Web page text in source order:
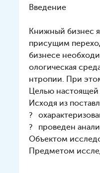
Введение
Книжный бизнес
присущим
бизнесе
ологическая
нтропии. При
Целью настоящей
Исходя из
?
? проведен
Объектом
Предметом